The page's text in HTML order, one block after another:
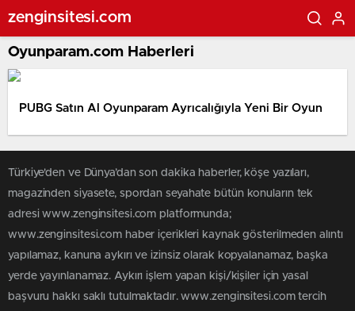
zenginsitesi.com
Oyunparam.com Haberleri
PUBG Satın Al Oyunparam Ayrıcalığıyla Yeni Bir Oyun
Türkiye'den ve Dünya’dan son dakika haberler, köşe yazıları,
magazinden siyasete, spordan seyahate bütün konuların tek
adresi www.zenginsitesi.com platformunda;
www.zenginsitesi.com haber içerikleri kaynak gösterilmeden alıntı
yapılamaz, kanuna aykırı ve izinsiz olarak kopyalanamaz, başka
yerde yayınlanamaz. Aykırı işlem yapan kişi/kişiler için yasal
başvuru hakkı saklı tutulmaktadır. www.zenginsitesi.com tercih